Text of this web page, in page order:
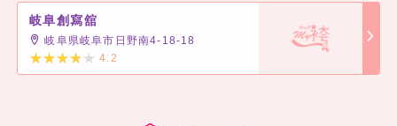
岐阜創寫舘
岐阜県岐阜市日野南4-18-18
4.2